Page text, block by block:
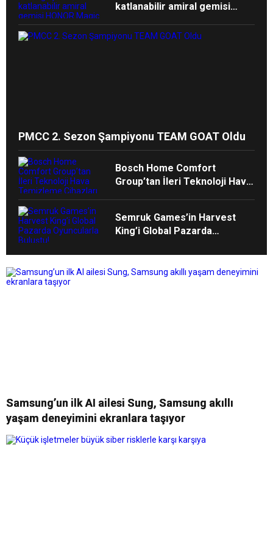
katlanabilir amiral gemisi
PMCC 2. Sezon Şampiyonu TEAM GOAT Oldu
Bosch Home Comfort
Group’tan İleri Teknoloji Hava
Semruk Games’in Harvest
King’i Global Pazarda
Samsung’un ilk AI ailesi Sung, Samsung akıllı
yaşam deneyimini ekranlara taşıyor